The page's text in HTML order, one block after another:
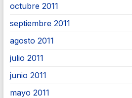
octubre 2011
septiembre 2011
agosto 2011
julio 2011
junio 2011
mayo 2011